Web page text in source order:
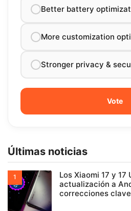
Better battery
More customization
Stronger privacy &
Últimas noticias
Los Xiaomi 17 y
actualización a
correcciones